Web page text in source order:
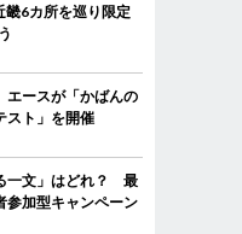
畿6カ所を巡り限定
ースが「かばんの
スト」を開催
一文」はどれ？ 最
参加型キャンペーン